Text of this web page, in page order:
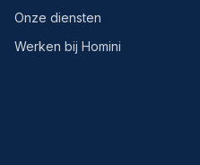
Onze diensten
Werken bij Homini